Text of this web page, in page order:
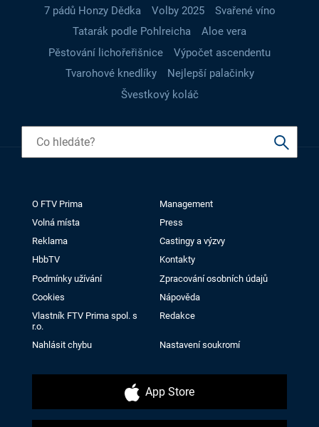
7 pádů Honzy Dědka
Volby 2025
Svařené víno
Tatarák podle Pohlreicha
Aloe vera
Pěstování lichořeřišnice
Výpočet ascendentu
Tvarohové knedlíky
Nejlepší palačinky
Švestkový koláč
O FTV Prima
Management
Volná místa
Press
Reklama
Castingy a výzvy
HbbTV
Kontakty
Podmínky užívání
Zpracování osobních údajů
Cookies
Nápověda
Vlastník FTV Prima spol. s
r.o.
Redakce
Nahlásit chybu Nastavení soukromí
App Store